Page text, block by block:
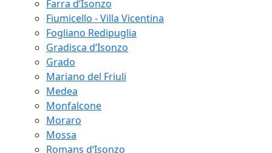
Farra d‘Isonzo
Fiumicello - Villa Vicentina
Fogliano Redipuglia
Gradisca d‘Isonzo
Grado
Mariano del Friuli
Medea
Monfalcone
Moraro
Mossa
Romans d‘Isonzo